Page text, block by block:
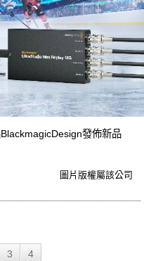
發佈新品
圖片版權屬該公司
3 4